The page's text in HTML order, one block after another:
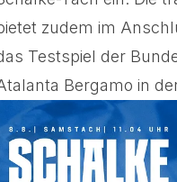
zudem im
Testspiel der
Bergamo in